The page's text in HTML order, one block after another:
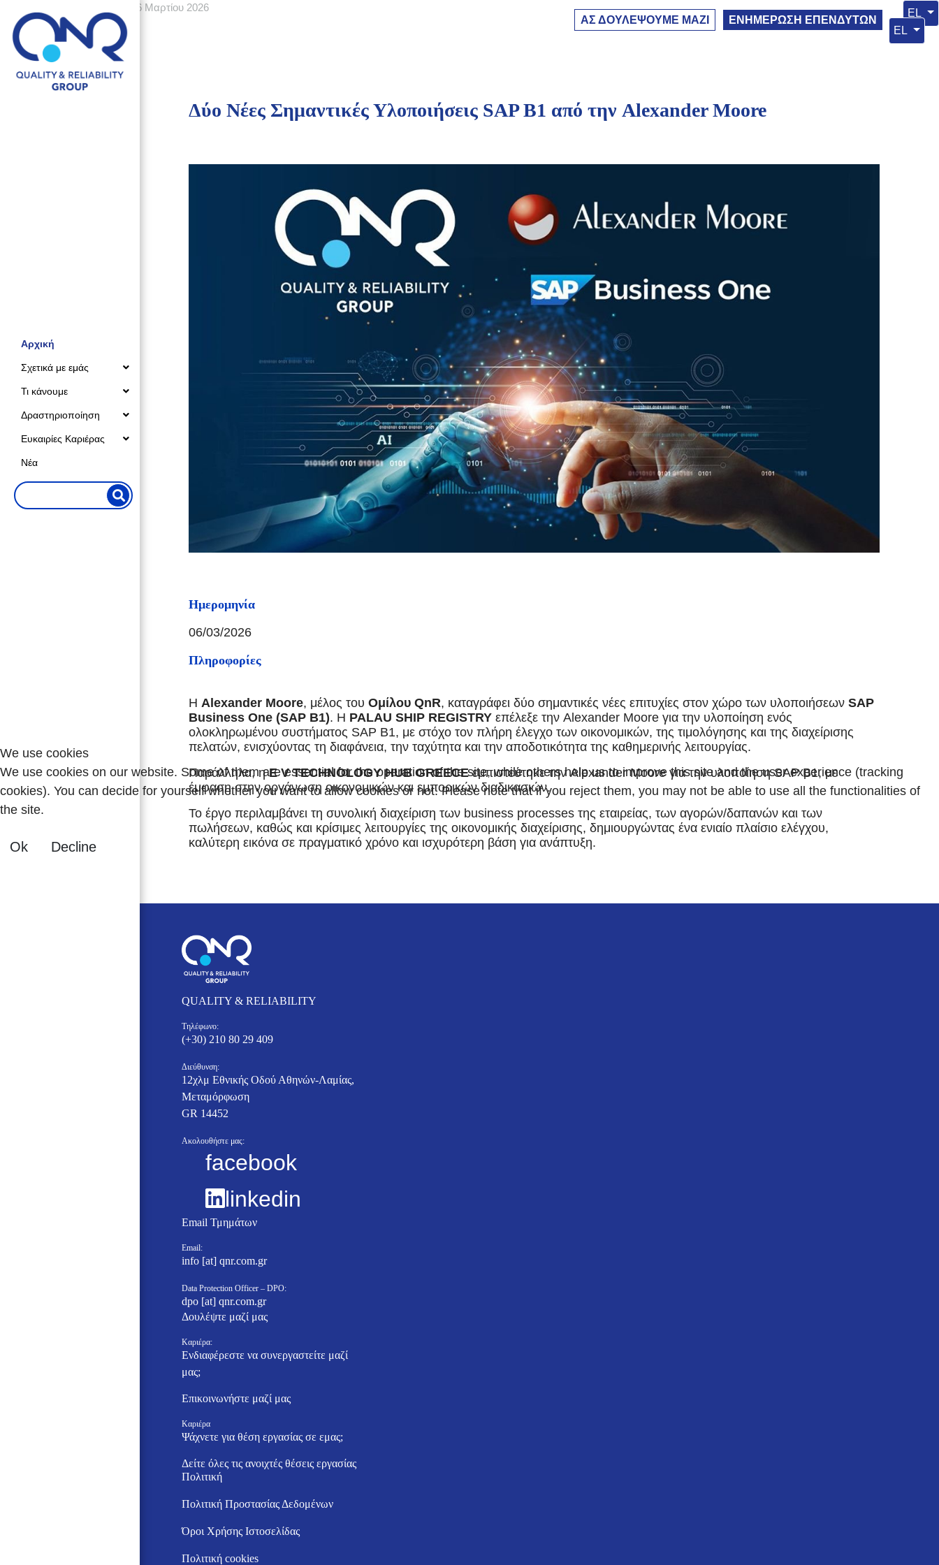
Αρχική
Σχετικά με εμάς
Τι κάνουμε
Δραστηριοποίηση
Ευκαιρίες Καριέρας
Νέα
EL
ΑΣ ΔΟΥΛΕΨΟΥΜΕ ΜΑΖΙ ΕΝΗΜΕΡΩΣΗ ΕΠΕΝΔΥΤΩΝ
EL
06 Μαρτίου 2026
Δύο Νέες Σημαντικές Υλοποιήσεις SAP B1 από την Alexander Moore
Ημερομηνία
06/03/2026
Πληροφορίες
Η Alexander Moore, μέλος του Ομίλου QnR, καταγράφει δύο σημαντικές νέες επιτυχίες στον χώρο των υλοποιήσεων SAP
Business One (SAP B1). Η PALAU SHIP REGISTRY επέλεξε την Alexander Moore για την υλοποίηση ενός
ολοκληρωμένου συστήματος SAP B1, με στόχο τον πλήρη έλεγχο των οικονομικών, της τιμολόγησης και της διαχείρισης
πελατών, ενισχύοντας τη διαφάνεια, την ταχύτητα και την αποδοτικότητα της καθημερινής λειτουργίας.
Παράλληλα, ηE V TECHNOLOGY HUB GREECEεμπιστεύτηκε την Alexander Moore για την υλοποίηση SAP B1, με
έμφαση στην οργάνωση οικονομικών και εμπορικών διαδικασιών.
Το έργο περιλαμβάνει τη συνολική διαχείριση των business processes της εταιρείας, των αγορών/δαπανών και των
πωλήσεων, καθώς και κρίσιμες λειτουργίες της οικονομικής διαχείρισης, δημιουργώντας ένα ενιαίο πλαίσιο ελέγχου,
καλύτερη εικόνα σε πραγματικό χρόνο και ισχυρότερη βάση για ανάπτυξη.
QUALITY & RELIABILITY
Τηλέφωνο:
(+30) 210 80 29 409
Διεύθυνση:
12χλμ Εθνικής Οδού Αθηνών-Λαμίας,
Μεταμόρφωση
GR 14452
Ακολουθήστε μας:
facebook
linkedin
Email Τμημάτων
Email:
info [at] qnr.com.gr
Data Protection Officer – DPO:
dpo [at] qnr.com.gr
Δουλέψτε μαζί μας
Καριέρα:
Ενδιαφέρεστε να συνεργαστείτε μαζί
μας;
Επικοινωνήστε μαζί μας
Καριέρα
Ψάχνετε για θέση εργασίας σε εμας;
Δείτε όλες τις ανοιχτές θέσεις εργασίας
Πολιτική
Πολιτική Προστασίας Δεδομένων
Όροι Χρήσης Ιστοσελίδας
Πολιτική cookies
We use cookies
We use cookies on our website. Some of them are essential for the operation of the site, while others help us to improve this site and the user experience (tracking
cookies). You can decide for yourself whether you want to allow cookies or not. Please note that if you reject them, you may not be able to use all the functionalities of
the site.
Ok Decline